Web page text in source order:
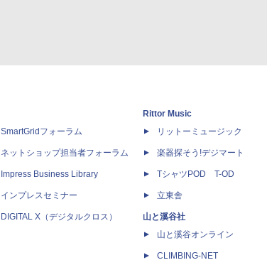
SmartGridフォーラム
ネットショップ担当者フォーラム
Impress Business Library
インプレスセミナー
DIGITAL X（デジタルクロス）
Rittor Music
リットーミュージック
楽器探そう!デジマート
TシャツPOD T-OD
立東舎
山と溪谷社
山と溪谷オンライン
CLIMBING-NET